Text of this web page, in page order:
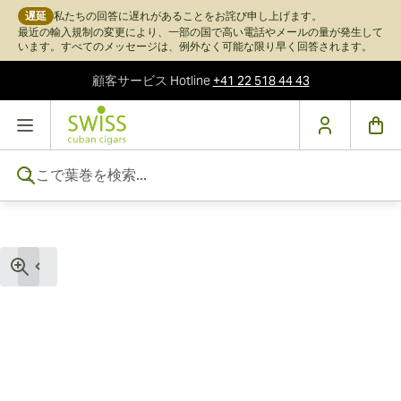
遅延 私たちの回答に遅れがあることをお詫び申し上げます。
最近の輸入規制の変更により、一部の国で高い電話やメールの量が発生して
います。すべてのメッセージは、例外なく可能な限り早く回答されます。
顧客サービス Hotline+41 22 518 44 43
コンテンツにスキップ